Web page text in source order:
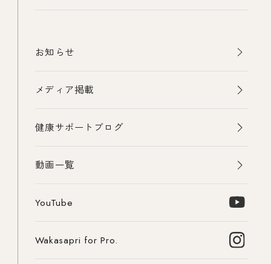
お知らせ
メディア掲載
健康サポートブログ
動画一覧
YouTube
Wakasapri for Pro.